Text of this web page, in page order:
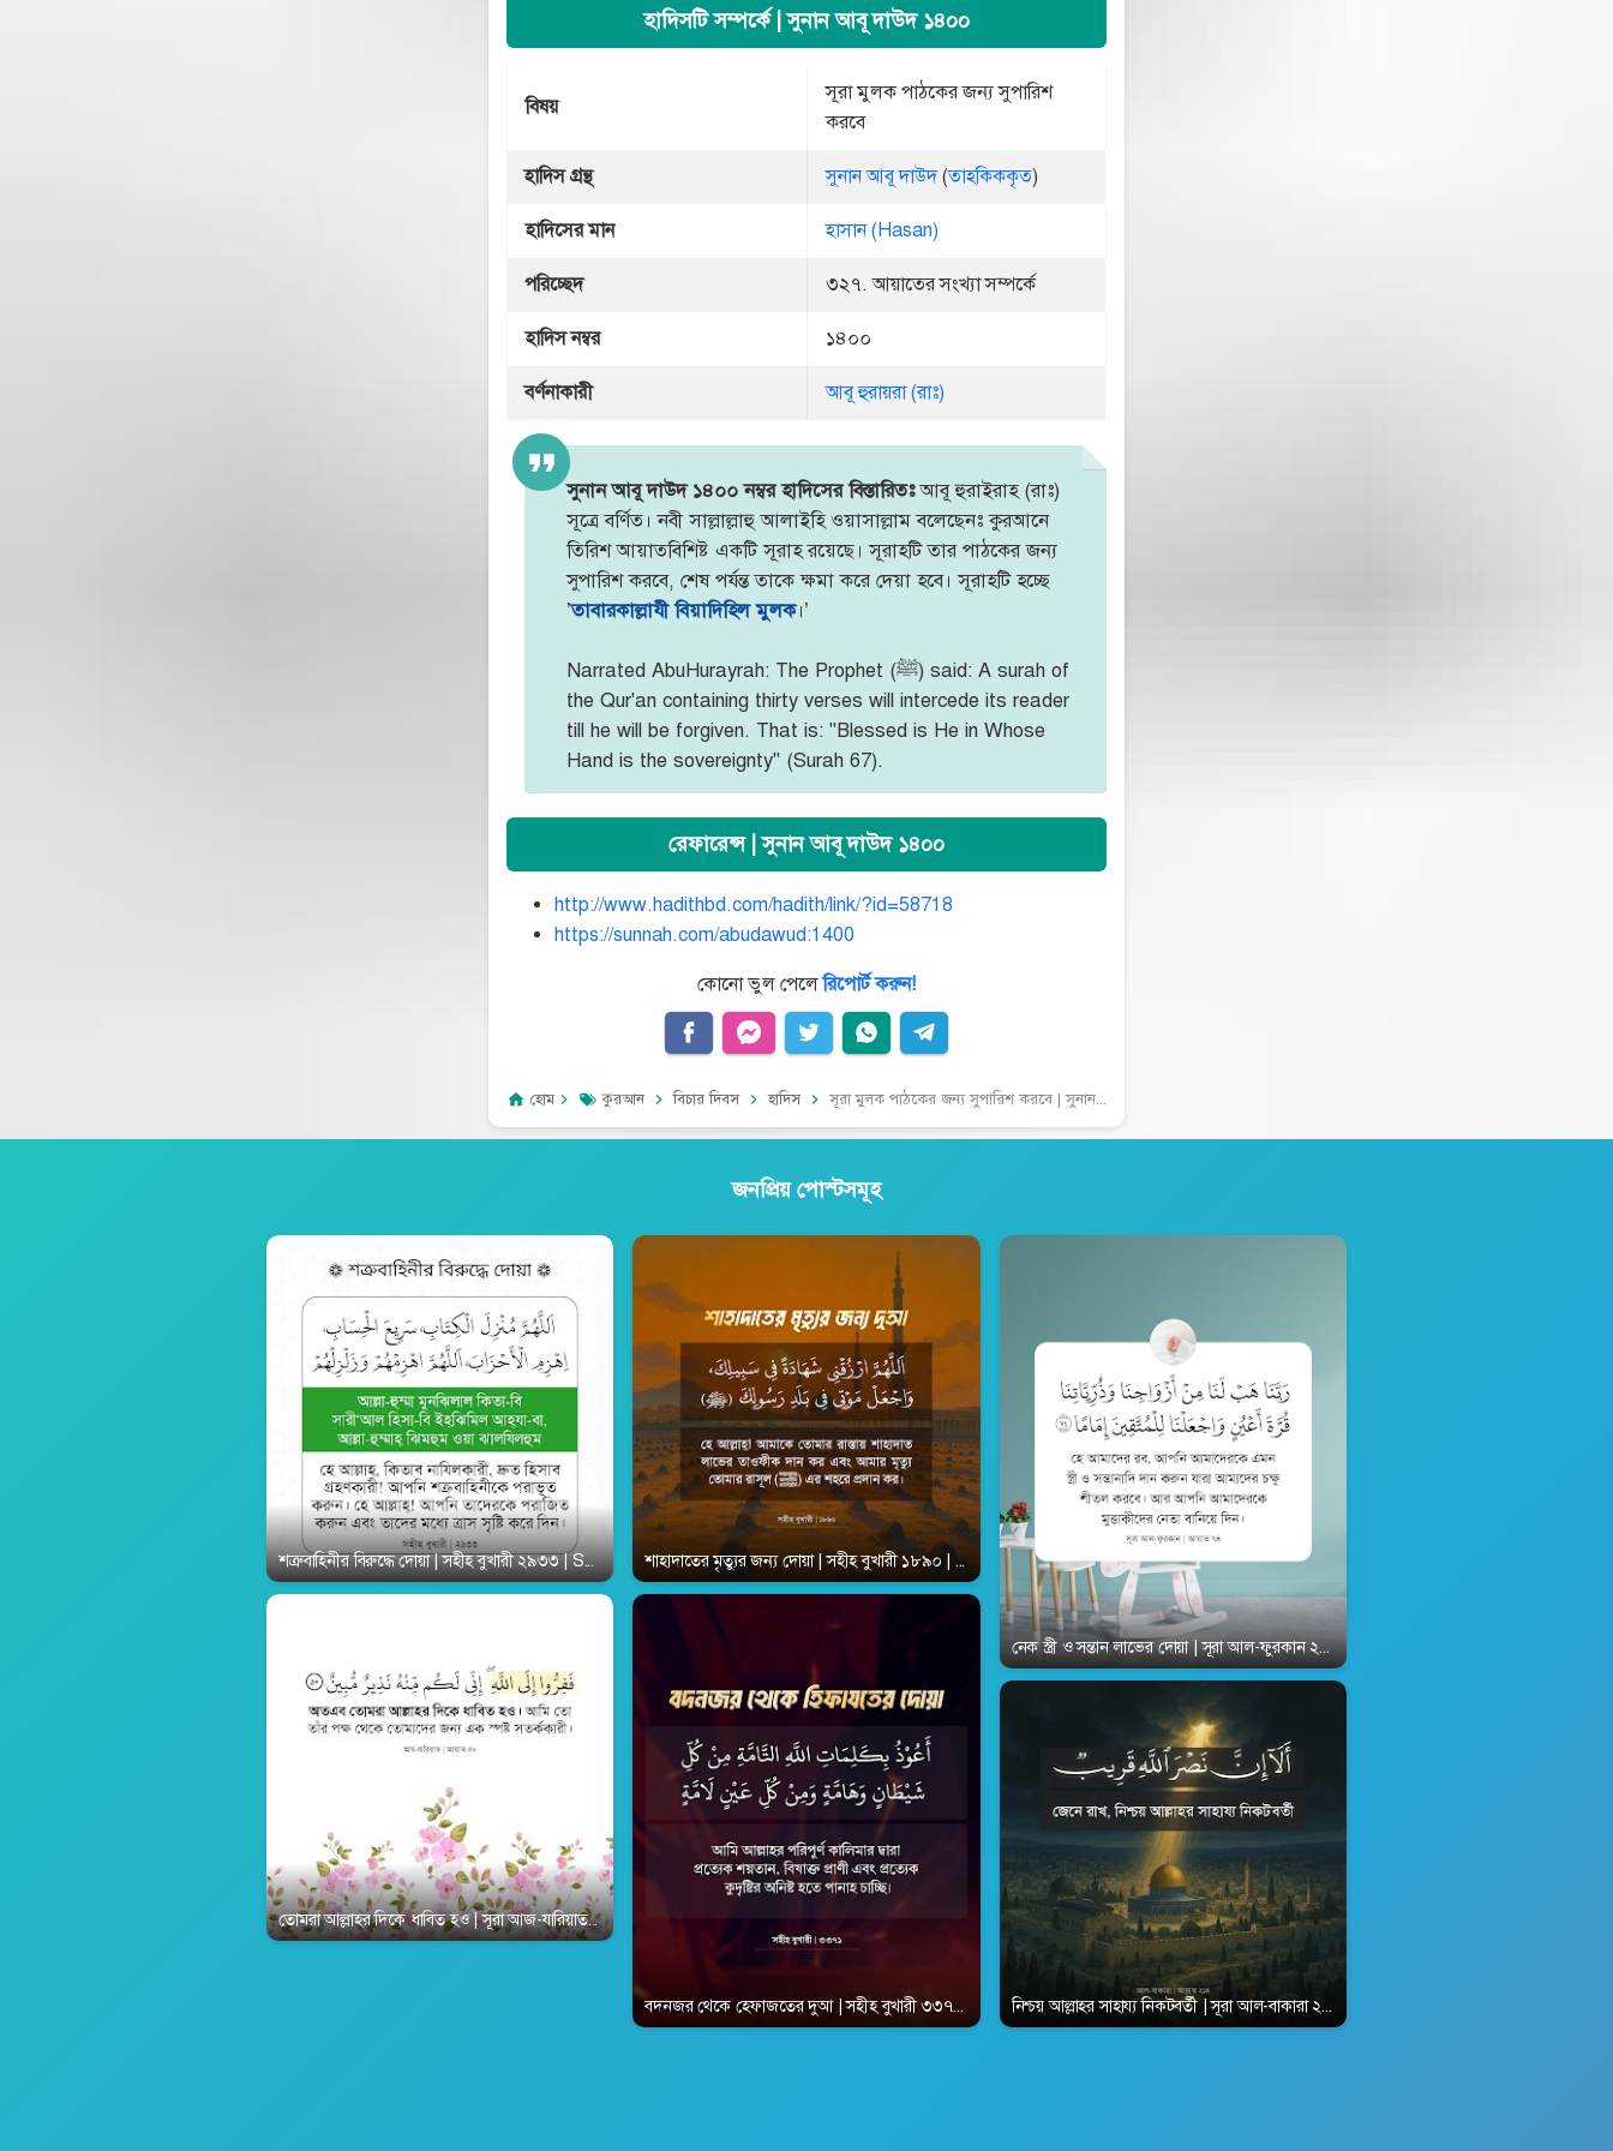
হাদিসটি সম্পর্কে | সুনান আবূ দাউদ ১৪০০
বিষয়
সূরা মুলক পাঠকের জন্য সুপারিশ
করবে
হাদিস গ্রন্থ সুনান আবূ দাউদ(তাহকিককৃত)
হাদিসের মান হাসান (Hasan)
পরিচ্ছেদ ৩২৭. আয়াতের সংখ্যা সম্পর্কে
হাদিস নম্বর ১৪০০
বর্ণনাকারী আবূ হুরায়রা (রাঃ)
সুনান আবূ দাউদ ১৪০০ নম্বর হাদিসের বিস্তারিতঃআবূ হুরাইরাহ (রাঃ)
সূত্রে বর্ণিত। নবী সাল্লাল্লাহু আলাইহি ওয়াসাল্লাম বলেছেনঃ কুরআনে
তিরিশ আয়াতবিশিষ্ট একটি সূরাহ রয়েছে। সূরাহটি তার পাঠকের জন্য
সুপারিশ করবে, শেষ পর্যন্ত তাকে ক্ষমা করে দেয়া হবে। সূরাহটি হচ্ছে
’তাবারকাল্লাযী বিয়াদিহিল মুলক।’
Narrated AbuHurayrah: The Prophet (ﷺ) said: A surah of
the Qur'an containing thirty verses will intercede its reader
till he will be forgiven. That is: "Blessed is He in Whose
Hand is the sovereignty" (Surah 67).
রেফারেন্স | সুনান আবূ দাউদ ১৪০০
http://www.hadithbd.com/hadith/link/?id=58718
https://sunnah.com/abudawud:1400
কোনো ভুল পেলেরিপোর্ট করুন!
হোম কুরআন বিচার দিবস হাদিস সূরা মুলক পাঠকের জন্য সুপারিশ করবে | সুনান আবূ দাউদ ১৪০০ | Sunan-Abu-Dawood 1400
জনপ্রিয় পোস্টসমূহ
শত্রুবাহিনীর বিরুদ্ধে দোয়া | সহীহ বুখারী ২৯৩৩ | Sahih-Al-Bukhari 2933
তোমরা আল্লাহর দিকে ধাবিত হও | সূরা আজ-যারিয়াত ৫১:৫০ | Surah Adh-Dhariyat 51:50
শাহাদাতের মৃত্যুর জন্য দোয়া | সহীহ বুখারী ১৮৯০ | Sahih-Al-Bukhari 1890
বদনজর থেকে হেফাজতের দুআ | সহীহ বুখারী ৩৩৭১ | Sahih-Al-Bukhari 3371
নেক স্ত্রী ও সন্তান লাভের দোয়া | সূরা আল-ফুরকান ২৫:৭৪ | Surah Al-Furqan 25:74
নিশ্চয় আল্লাহর সাহায্য নিকটবর্তী | সূরা আল-বাকারা ২:২১৪ | Surah Al-Baqara 2:214